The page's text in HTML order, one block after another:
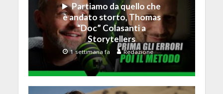
Partiamo da quello che
è andato storto, Thomas
“Doc” Colasanti a
Storytellers
1 settimana fa Redazione